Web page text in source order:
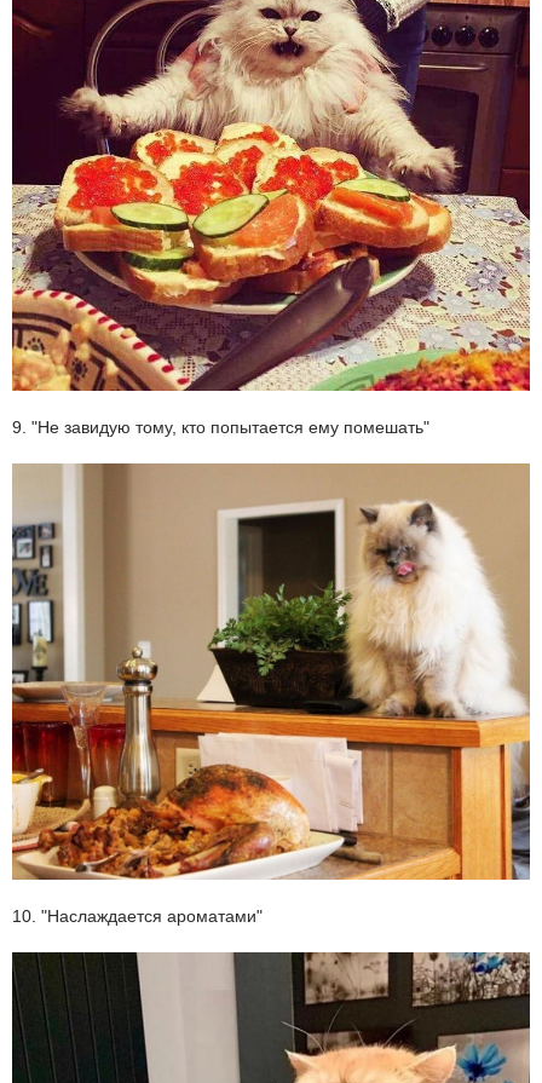
9. "Не завидую тому, кто попытается ему помешать"
10. "Наслаждается ароматами"